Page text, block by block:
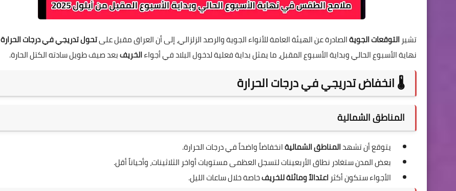
تشير التوقعات الجويةالصادرة عن الهيئة العامة للأنواء الجوية والرصد الزلزالي، إلى أن العراق مقبل علىتحول تدريجي في درجات الحرارة
نهاية الأسبوع الحالي وبداية الأسبوع المقبل، ما يمثل بداية فعلية لدخول البلاد في أجواءالخريفبعد صيف طويل سادته الكتل الحارة.
🌡️ انخفاض تدريجي في درجات الحرارة
المناطق الشمالية
يتوقع أن تشهدالمناطق الشماليةانخفاضاً واضحاً في درجات الحرارة.
بعض المدن ستغادر نطاق الأربعينات لتسجل العظمى مستويات أواخر الثلاثينات، وأحياناً أقل.
الأجواء ستكون أكثر اعتدالاً ومائلة للخريفخاصة خلال ساعات الليل.